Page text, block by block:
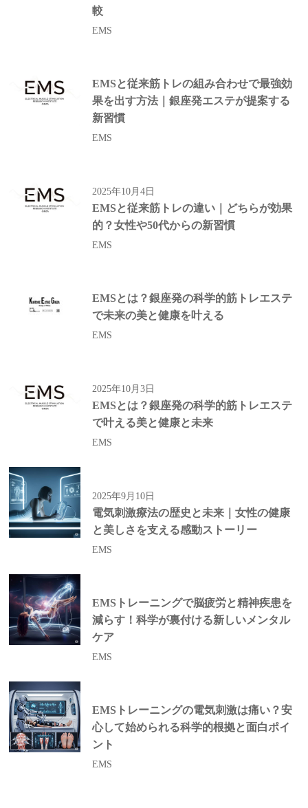
較
EMS
EMSと従来筋トレの組み合わせで最強効
果を出す方法｜銀座発エステが提案する
新習慣
EMS
2025年10月4日
EMSと従来筋トレの違い｜どちらが効果
的？女性や50代からの新習慣
EMS
EMSとは？銀座発の科学的筋トレエステ
で未来の美と健康を叶える
EMS
2025年10月3日
EMSとは？銀座発の科学的筋トレエステ
で叶える美と健康と未来
EMS
2025年9月10日
電気刺激療法の歴史と未来｜女性の健康
と美しさを支える感動ストーリー
EMS
EMSトレーニングで脳疲労と精神疾患を
減らす！科学が裏付ける新しいメンタル
ケア
EMS
EMSトレーニングの電気刺激は痛い？安
心して始められる科学的根拠と面白ポイ
ント
EMS